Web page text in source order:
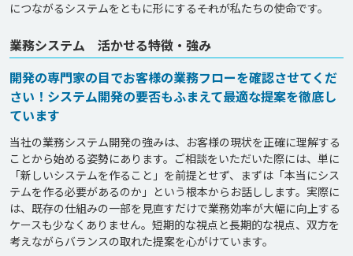
業務システム 活かせる特徴・強み
開発の専門家の目でお客様の業務フローを確認させてくだ
さい！システム開発の要否もふまえて最適な提案を徹底し
ています
当社の業務システム開発の強みは、お客様の現状を正確に理解する
ことから始める姿勢にあります。ご相談をいただいた際には、単に
「新しいシステムを作ること」を前提とせず、まずは「本当にシス
テムを作る必要があるのか」という根本からお話しします。実際に
は、既存の仕組みの一部を見直すだけで業務効率が大幅に向上する
ケースも少なくありません。短期的な視点と長期的な視点、双方を
考えながらバランスの取れた提案を心がけています。